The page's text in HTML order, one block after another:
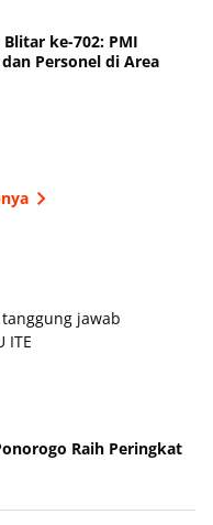
ke-702: PMI
Personel di Area
jawab
ITE
Raih Peringkat